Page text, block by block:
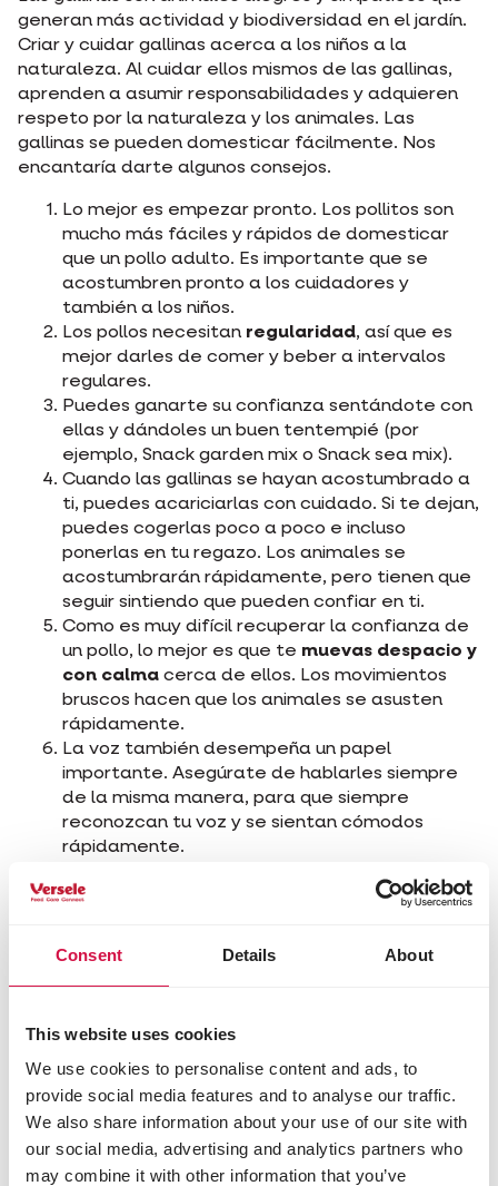
Consent Details About
This website uses cookies
We use cookies to personalise content and ads, to
provide social media features and to analyse our traffic.
We also share information about your use of our site with
our social media, advertising and analytics partners who
may combine it with other information that you’ve
generan más actividad y biodiversidad en el jardín.
Criar y cuidar gallinas acerca a los niños a la
naturaleza. Al cuidar ellos mismos de las gallinas,
aprenden a asumir responsabilidades y adquieren
respeto por la naturaleza y los animales. Las
gallinas se pueden domesticar fácilmente. Nos
encantaría darte algunos consejos.
Lo mejor es empezar pronto. Los pollitos son
mucho más fáciles y rápidos de domesticar
que un pollo adulto. Es importante que se
acostumbren pronto a los cuidadores y
también a los niños.
Los pollos necesitan regularidad, así que es
mejor darles de comer y beber a intervalos
regulares.
Puedes ganarte su confianza sentándote con
ellas y dándoles un buen tentempié (por
ejemplo, Snack garden mix o Snack sea mix).
Cuando las gallinas se hayan acostumbrado a
ti, puedes acariciarlas con cuidado. Si te dejan,
puedes cogerlas poco a poco e incluso
ponerlas en tu regazo. Los animales se
acostumbrarán rápidamente, pero tienen que
seguir sintiendo que pueden confiar en ti.
Como es muy difícil recuperar la confianza de
un pollo, lo mejor es que te muevas despacio y
con calma cerca de ellos. Los movimientos
bruscos hacen que los animales se asusten
rápidamente.
La voz también desempeña un papel
importante. Asegúrate de hablarles siempre
de la misma manera, para que siempre
reconozcan tu voz y se sientan cómodos
rápidamente.
gallinas y de vez en cuando se atreven a hacer
travesuras con ellas. Las gallinas ideales para los
demasiado deprisa y son relativamente fáciles de
domesticar. Las galinas enanas belgas, como la
Barbuda de Uccle y la Barbuda de Amberes,
cumplen sin duda estos criterios. También son
adecuadas otras razas, como las enanas de Japón,
las Wyandotte y las sedosas.